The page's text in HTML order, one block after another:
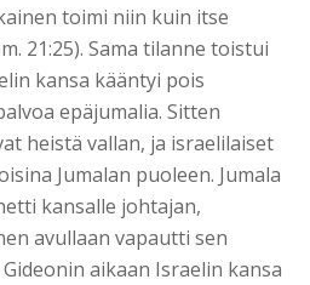
toimi niin kuin itse
21:25). Sama tilanne toistui
kansa kääntyi pois
epäjumalia. Sitten
heistä vallan, ja israelilaiset
Jumalan puoleen. Jumala
kansalle johtajan,
avullaan vapautti sen
aikaan Israelin kansa